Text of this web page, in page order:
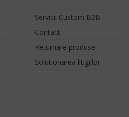
Servicii Custom B2B
Contact
Returnare produse
Solutionarea litigiilor